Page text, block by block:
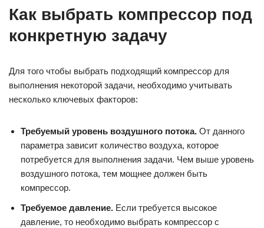
Как выбрать компрессор под
конкретную задачу
Для того чтобы выбрать подходящий компрессор для
выполнения некоторой задачи, необходимо учитывать
несколько ключевых факторов:
Требуемый уровень воздушного потока. От данного
параметра зависит количество воздуха, которое
потребуется для выполнения задачи. Чем выше уровень
воздушного потока, тем мощнее должен быть
компрессор.
Требуемое давление. Если требуется высокое
давление, то необходимо выбрать компрессор с